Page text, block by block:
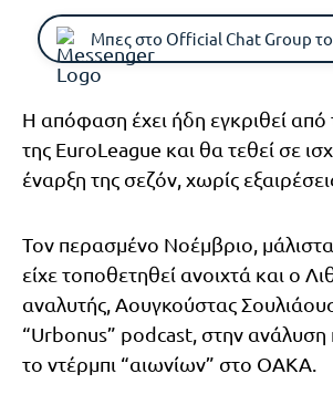
Μπες στο Official Chat Group
Η απόφαση έχει ήδη εγκριθεί από
της EuroLeague και θα τεθεί σε
έναρξη της σεζόν, χωρίς
Τον περασμένο Νοέμβριο,
είχε τοποθετηθεί ανοιχτά και ο
αναλυτής, Αουγκούστας
“Urbonus” podcast, στην ανάλυση
το ντέρμπι “αιωνίων” στο ΟΑΚΑ.